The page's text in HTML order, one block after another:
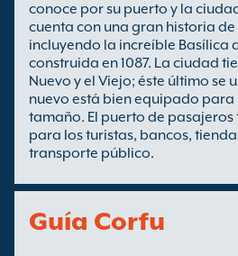
conoce por su puerto y la
cuenta con una gran historia
incluyendo la increíble Basílica
construida en 1087. La ciudad
Nuevo y el Viejo; éste último se
nuevo está bien equipado
tamaño. El puerto de
para los turistas, bancos,
transporte público.
Guía Corfu